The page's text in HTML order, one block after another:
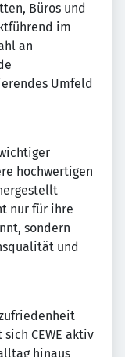
Büros und
im
an
Umfeld
hochwertigen
nur für ihre
sondern
und
CEWE aktiv
hinaus